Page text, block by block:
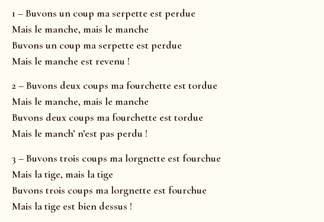
1 – Buvons un coup ma serpette est perdue
Mais le manche, mais le manche
Buvons un coup ma serpette est perdue
Mais le manche est revenu !
2 – Buvons deux coups ma fourchette est tordue
Mais le manche, mais le manche
Buvons deux coups ma fourchette est tordue
Mais le manch’ n’est pas perdu !
3 – Buvons trois coups ma lorgnette est fourchue
Mais la tige, mais la tige
Buvons trois coups ma lorgnette est fourchue
Mais la tige est bien dessus !